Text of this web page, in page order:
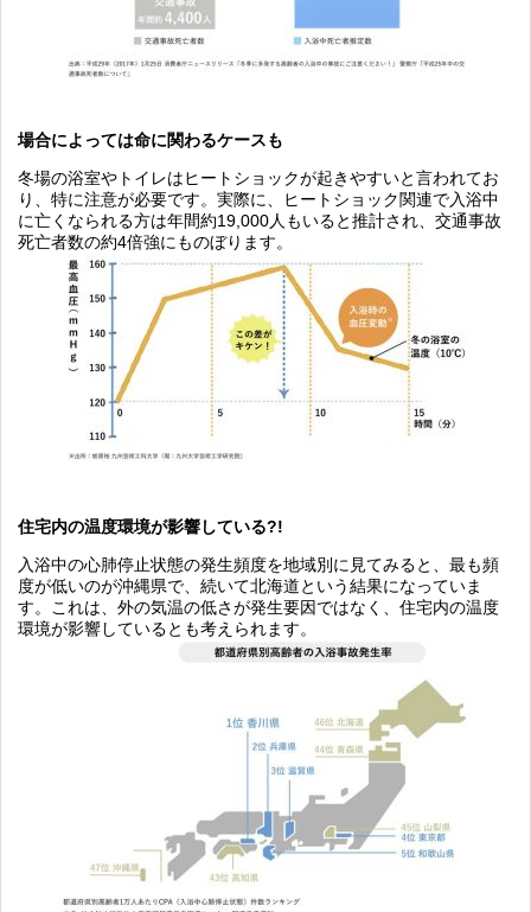
場合によっては命に関わるケースも
冬場の浴室やトイレはヒートショックが起きやすいと言われてお
り、特に注意が必要です。実際に、ヒートショック関連で入浴中
に亡くなられる方は年間約19,000人もいると推計され、交通事故
死亡者数の約4倍強にものぼります。
住宅内の温度環境が影響している?!
入浴中の心肺停止状態の発生頻度を地域別に見てみると、最も頻
度が低いのが沖縄県で、続いて北海道という結果になっていま
す。これは、外の気温の低さが発生要因ではなく、住宅内の温度
環境が影響しているとも考えられます。